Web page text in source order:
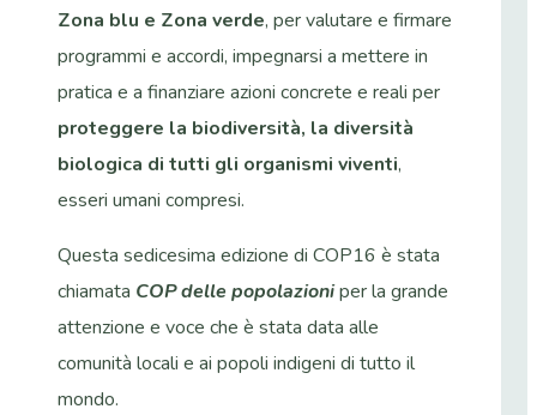
Zona blu e Zona verde, per valutare e firmare
programmi e accordi, impegnarsi a mettere in
pratica e a finanziare azioni concrete e reali per
proteggere la biodiversità, la diversità
biologica di tutti gli organismi viventi,
esseri umani compresi.
Questa sedicesima edizione di COP16 è stata
chiamata COP delle popolazioniper la grande
attenzione e voce che è stata data alle
comunità locali e ai popoli indigeni di tutto il
mondo.